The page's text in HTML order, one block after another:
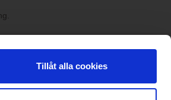
Tillåt alla cookies